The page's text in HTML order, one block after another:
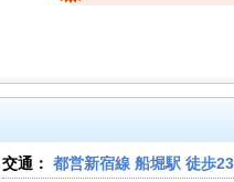
交通： 都営新宿線 船堀駅 徒歩